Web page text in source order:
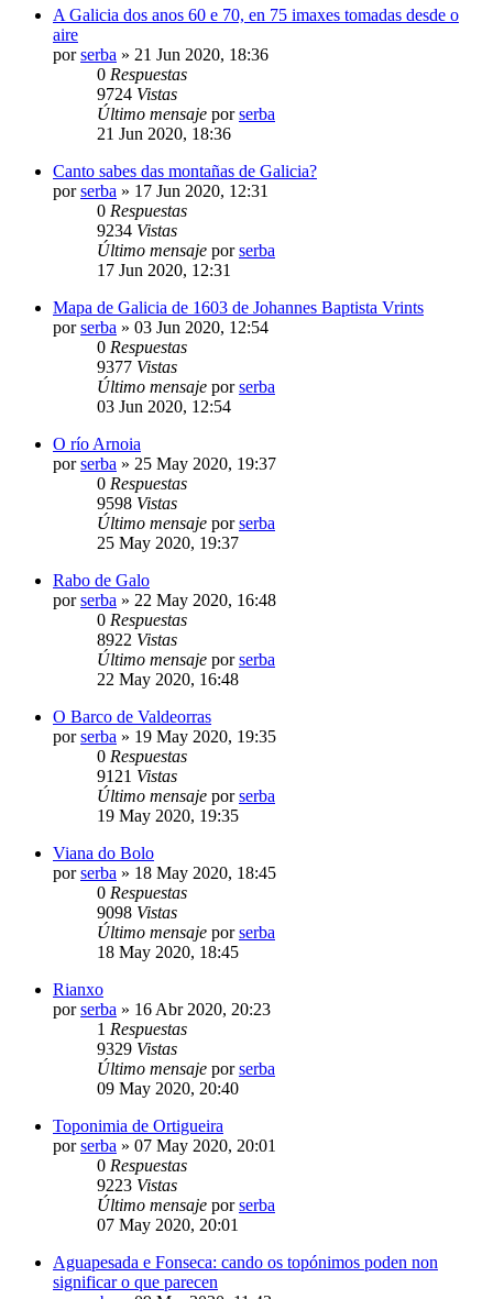
A Galicia dos anos 60 e 70, en 75 imaxes tomadas desde o
aire
porserba » 21 Jun 2020, 18:36
0 Respuestas
9724 Vistas
Último mensaje porserba
21 Jun 2020, 18:36
Canto sabes das montañas de Galicia?
porserba » 17 Jun 2020, 12:31
0 Respuestas
9234 Vistas
Último mensaje porserba
17 Jun 2020, 12:31
Mapa de Galicia de 1603 de Johannes Baptista Vrints
porserba » 03 Jun 2020, 12:54
0 Respuestas
9377 Vistas
Último mensaje porserba
03 Jun 2020, 12:54
O río Arnoia
porserba » 25 May 2020, 19:37
0 Respuestas
9598 Vistas
Último mensaje porserba
25 May 2020, 19:37
Rabo de Galo
porserba » 22 May 2020, 16:48
0 Respuestas
8922 Vistas
Último mensaje porserba
22 May 2020, 16:48
O Barco de Valdeorras
porserba » 19 May 2020, 19:35
0 Respuestas
9121 Vistas
Último mensaje porserba
19 May 2020, 19:35
Viana do Bolo
porserba » 18 May 2020, 18:45
0 Respuestas
9098 Vistas
Último mensaje porserba
18 May 2020, 18:45
Rianxo
porserba » 16 Abr 2020, 20:23
1 Respuestas
9329 Vistas
Último mensaje porserba
09 May 2020, 20:40
Toponimia de Ortigueira
porserba » 07 May 2020, 20:01
0 Respuestas
9223 Vistas
Último mensaje porserba
07 May 2020, 20:01
Aguapesada e Fonseca: cando os topónimos poden non
significar o que parecen